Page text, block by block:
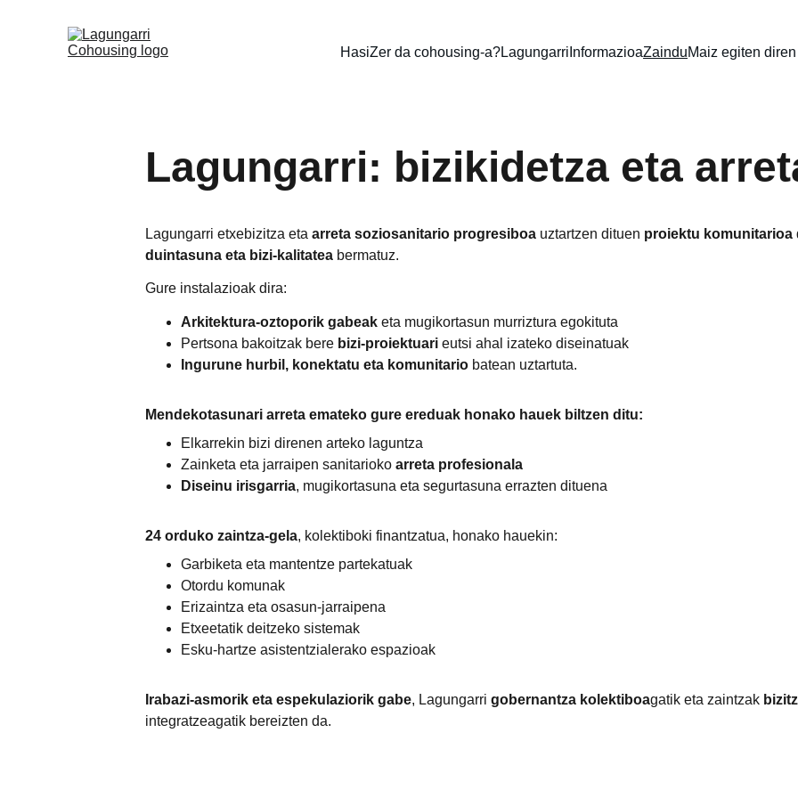
HasiZer da cohousing-a?Lagungarri InformazioaZainduMaiz egiten
Lagungarri: bizikidetza eta
Lagungarri etxebizitza eta arreta soziosanitario progresiboa uztartzen dituen proiektu komunitarioa
duintasuna eta bizi-kalitatea bermatuz.
Gure instalazioak dira:
Arkitektura-oztoporik gabeak eta mugikortasun murriztura egokituta
Pertsona bakoitzak bere bizi-proiektuari eutsi ahal izateko diseinatuak
Ingurune hurbil, konektatu eta komunitario batean uztartuta.
Mendekotasunari arreta emateko gure ereduak honako hauek biltzen ditu:
Elkarrekin bizi direnen arteko laguntza
Zainketa eta jarraipen sanitarioko arreta profesionala
Diseinu irisgarria, mugikortasuna eta segurtasuna errazten dituena
24 orduko zaintza-gela, kolektiboki finantzatua, honako hauekin:
Garbiketa eta mantentze partekatuak
Otordu komunak
Erizaintza eta osasun-jarraipena
Etxeetatik deitzeko sistemak
Esku-hartze asistentzialerako espazioak
Irabazi-asmorik eta espekulaziorik gabe, Lagungarri gobernantza kolektiboagatik eta zaintzak
integratzeagatik bereizten da.